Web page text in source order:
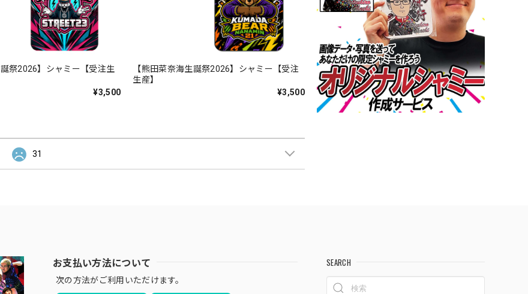
誕祭2026】シャミー【受注生
¥3,500
【熊田菜奈海生誕祭2026】シャミー【受注
生産】
¥3,500
31
お支払い方法について
次の方法がご利用いただけます。
SEARCH